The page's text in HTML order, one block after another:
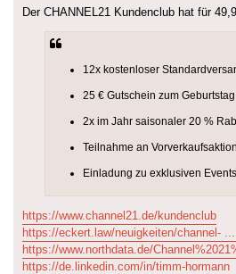
Der CHANNEL21 Kundenclub hat für
12x kostenloser
25 € Gutschein zum
2x im Jahr saisonaler 20 %
Teilnahme an
Einladung zu exklusiven
https://www.channel21.de/kundenclub
https://eckert.law/neuigkeiten/channel-
https://www.northdata.de/
https://de.linkedin.com/in/timm-hormann